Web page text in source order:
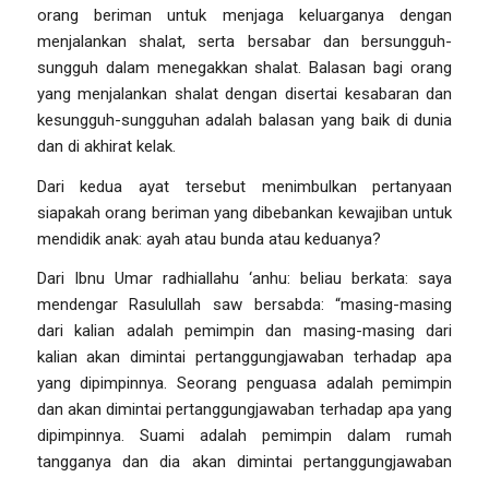
orang beriman untuk menjaga keluarganya dengan
menjalankan shalat, serta bersabar dan bersungguh-
sungguh dalam menegakkan shalat. Balasan bagi orang
yang menjalankan shalat dengan disertai kesabaran dan
kesungguh-sungguhan adalah balasan yang baik di dunia
dan di akhirat kelak.
Dari kedua ayat tersebut menimbulkan pertanyaan
siapakah orang beriman yang dibebankan kewajiban untuk
mendidik anak: ayah atau bunda atau keduanya?
Dari Ibnu Umar radhiallahu ‘anhu: beliau berkata: saya
mendengar Rasulullah saw bersabda: “masing-masing
dari kalian adalah pemimpin dan masing-masing dari
kalian akan dimintai pertanggungjawaban terhadap apa
yang dipimpinnya. Seorang penguasa adalah pemimpin
dan akan dimintai pertanggungjawaban terhadap apa yang
dipimpinnya. Suami adalah pemimpin dalam rumah
tangganya dan dia akan dimintai pertanggungjawaban